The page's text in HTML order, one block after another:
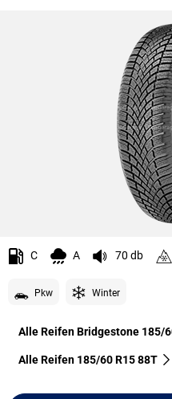
C A 70 db
Pkw Winter
Alle Reifen Bridgestone 185/
Alle Reifen‎ 185/60 R15 88T